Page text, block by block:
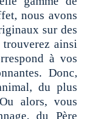
nous avons
sur des
trouverez ainsi
à vos
Donc,
du plus
alors, vous
du Père